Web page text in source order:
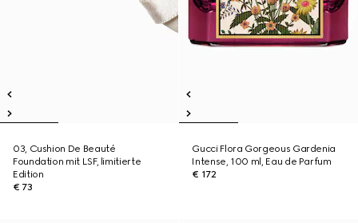
03, Cushion De Beauté
Foundation mit LSF, limitierte
Edition
€ 73
Gucci Flora Gorgeous Gardenia
Intense, 100 ml, Eau de Parfum
€ 172